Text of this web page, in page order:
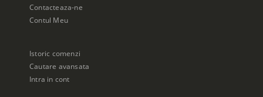
Contacteaza-ne
Contul Meu
Istoric comenzi
Cautare avansata
Intra in cont